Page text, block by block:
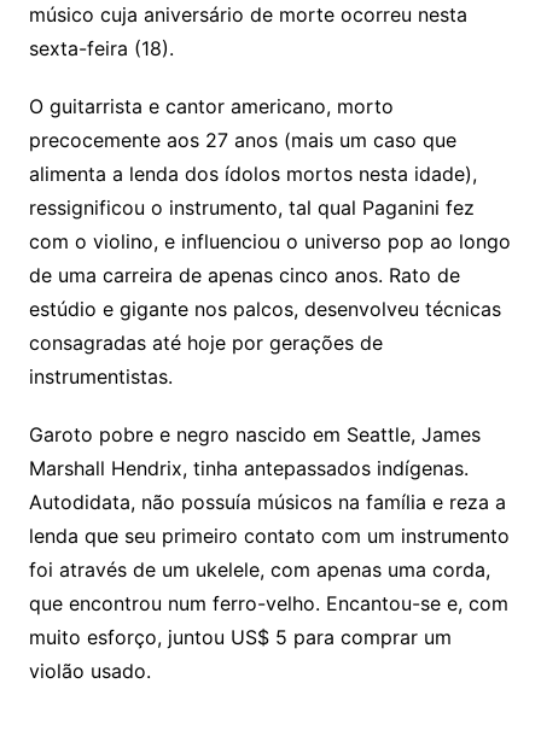
músico cuja aniversário de morte ocorreu nesta
sexta-feira (18).
O guitarrista e cantor americano, morto
precocemente aos 27 anos (mais um caso que
alimenta a lenda dos ídolos mortos nesta idade),
ressignificou o instrumento, tal qual Paganini fez
com o violino, e influenciou o universo pop ao longo
de uma carreira de apenas cinco anos. Rato de
estúdio e gigante nos palcos, desenvolveu técnicas
consagradas até hoje por gerações de
instrumentistas.
Garoto pobre e negro nascido em Seattle, James
Marshall Hendrix, tinha antepassados indígenas.
Autodidata, não possuía músicos na família e reza a
lenda que seu primeiro contato com um instrumento
foi através de um ukelele, com apenas uma corda,
que encontrou num ferro-velho. Encantou-se e, com
muito esforço, juntou US$ 5 para comprar um
violão usado.